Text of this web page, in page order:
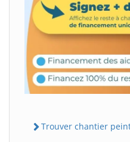
Trouver chantier